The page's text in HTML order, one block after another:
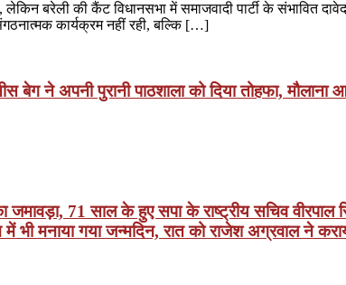
लेकिन बरेली की कैंट विधानसभा में समाजवादी पार्टी के संभावित
कार्यक्रम नहीं रही, बल्कि […]
ने अपनी पुरानी पाठशाला को दिया तोहफा,
जमावड़ा, 71 साल के हुए सपा के राष्ट्रीय सचिव
भी मनाया गया जन्मदिन, रात को राजेश अग्रवाल ने